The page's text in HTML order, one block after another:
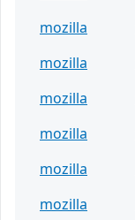
mozilla
mozilla
mozilla
mozilla
mozilla
mozilla